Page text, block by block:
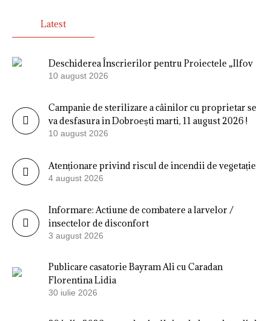
Latest
Deschiderea Înscrierilor pentru Proiectele „Ilfov
10 august 2026
Campanie de sterilizare a câinilor cu proprietar se
va desfasura in Dobroești marti, 11 august 2026 !
10 august 2026
Atenționare privind riscul de incendii de vegetație
4 august 2026
Informare: Actiune de combatere a larvelor /
insectelor de disconfort
3 august 2026
Publicare casatorie Bayram Ali cu Caradan
Florentina Lidia
30 iulie 2026